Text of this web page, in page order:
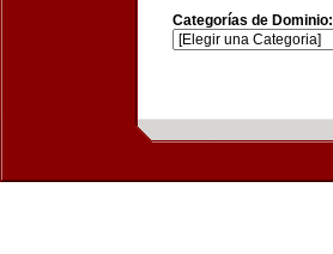
Categorías de Dominio: